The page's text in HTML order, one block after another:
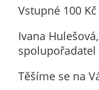
Vstupné 100 Kč
Ivana
spolupořadatel
Těšíme se na